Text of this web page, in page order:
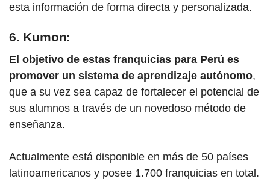
esta información de forma directa y personalizada.
6. Kumon:
El objetivo de estas franquicias para Perú es
promover un sistema de aprendizaje autónomo,
que a su vez sea capaz de fortalecer el potencial de
sus alumnos a través de un novedoso método de
enseñanza.
Actualmente está disponible en más de 50 países
latinoamericanos y posee 1.700 franquicias en total.